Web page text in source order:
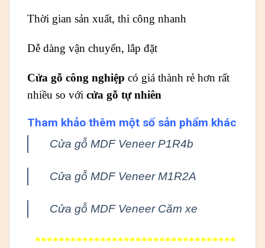
Thời gian sản xuất, thi công nhanh
Dễ dàng vận chuyển, lắp đặt
Cửa gỗ công nghiệp có giá thành rẻ hơn rất
nhiều so với cửa gỗ tự nhiên
Tham khảo thêm một số sản phẩm khác
Cửa gỗ MDF Veneer P1R4b
Cửa gỗ MDF Veneer M1R2A
Cửa gỗ MDF Veneer Căm xe
**********************************